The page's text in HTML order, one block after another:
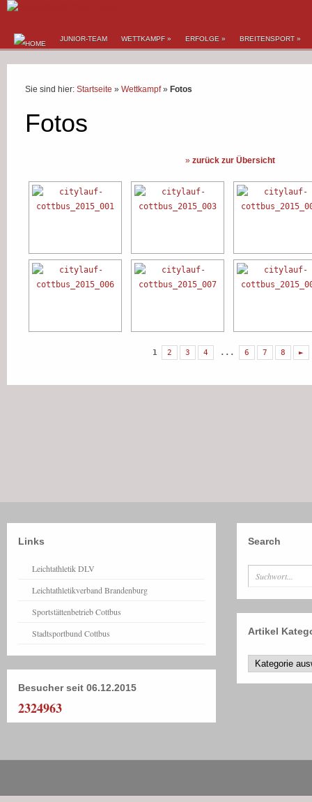
JUNIOR-TEAM WETTKAMPF » ERFOLGE » BREITENSPORT »
Sie sind hier: Startseite » Wettkampf» Fotos
Fotos
» zurück zur Übersicht
1 2 3 4 ... 6 7 8 ►
Links
Leichtathletik DLV
Leichtathletikverband Brandenburg
Sportstättenbetrieb Cottbus
Stadtsportbund Cottbus
Besucher seit 06.12.2015
2324963
Search
Artikel